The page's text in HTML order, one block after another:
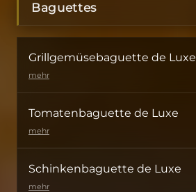
Baguettes
Grillgemüsebaguette de Luxe
mehr
Tomatenbaguette de Luxe
mehr
Schinkenbaguette de Luxe
mehr